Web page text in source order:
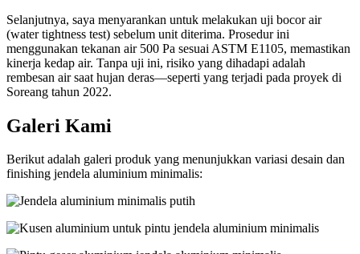
Selanjutnya, saya menyarankan untuk melakukan uji bocor air
(water tightness test) sebelum unit diterima. Prosedur ini
menggunakan tekanan air 500 Pa sesuai ASTM E1105, memastikan
kinerja kedap air. Tanpa uji ini, risiko yang dihadapi adalah
rembesan air saat hujan deras—seperti yang terjadi pada proyek di
Soreang tahun 2022.
Galeri Kami
Berikut adalah galeri produk yang menunjukkan variasi desain dan
finishing jendela aluminium minimalis: